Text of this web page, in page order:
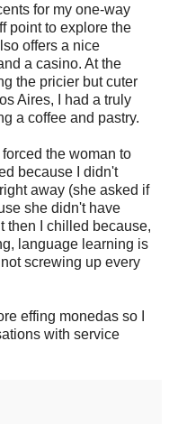
for my one-way
point to explore the
offers a nice
a casino. At the
the pricier but cuter
Aires, I had a truly
a coffee and pastry.
the woman to
because I didn't
away (she asked if
she didn't have
then I chilled because,
language learning is
screwing up every
effing monedas so I
with service